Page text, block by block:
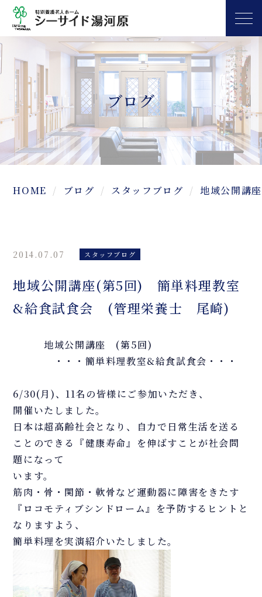
ブログ
HOME ブログ スタッフブログ 地域公開講
2014.07.07 スタッフブログ
地域公開講座(第5回) 簡単料理教室
&給食試食会 (管理栄養士 尾崎)
地域公開講座 (第5回)
・・・簡単料理教室&給食試食会・・・
6/30(月)、11名の皆様にご参加いただき、
開催いたしました。
日本は超高齢社会となり、自力で日常生活を送る
ことのできる『健康寿命』を伸ばすことが社会問
題になって
います。
筋肉・骨・関節・軟骨など運動器に障害をきたす
『ロコモティブシンドローム』を予防するヒントと
なりますよう、
簡単料理を実演紹介いたしました。